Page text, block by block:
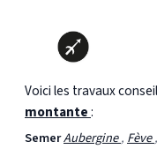
Voici les travaux
montante:
SemerAubergine,Fève,